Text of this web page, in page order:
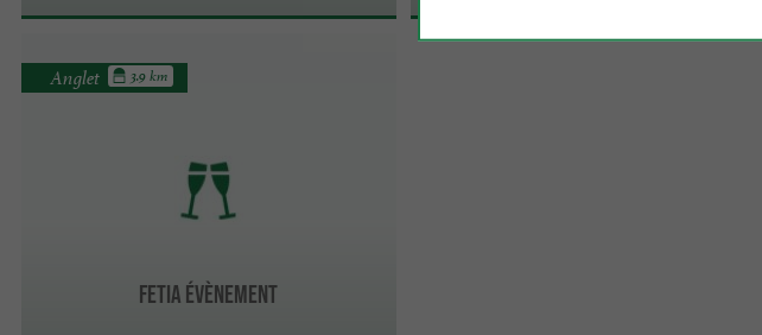
FETIA ÉVÈNEMENT
Anglet 3.9 km